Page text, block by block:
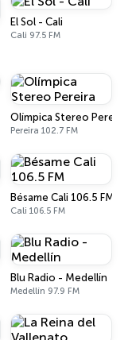
El Sol - Cali
Cali 97.5 FM
Olímpica Stereo Pereira
Pereira 102.7 FM
Bésame Cali 106.5 FM
Cali 106.5 FM
Blu Radio - Medellín
Medellín 97.9 FM